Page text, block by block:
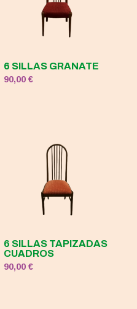
6 SILLAS GRANATE
90,00€
6 SILLAS TAPIZADAS
CUADROS
90,00€